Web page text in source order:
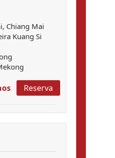
Chiang Mai
Kuang Si
Reserva